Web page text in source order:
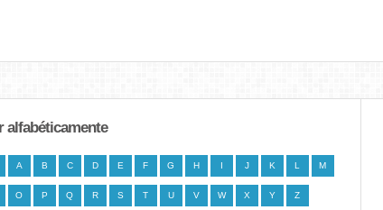
alfabéticamente
A B C D E F G H I J K L M
O P Q R S T U V W X Y Z